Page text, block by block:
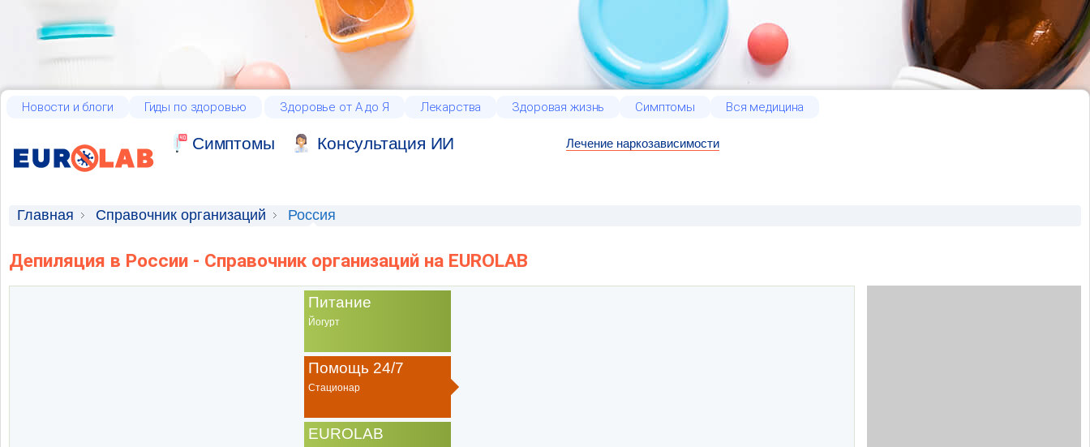
Новости и блоги Гиды по здоровью Здоровье от А до Я Лекарства Здоровая жизнь Симптомы Вся медицина
Cимптомы Консультация ИИ Лечение наркозависимости
Главная Справочник организаций Россия
Депиляция в России - Справочник организаций на EUROLAB
Питание
Йогурт
Помощь 24/7
Стационар
EUROLAB